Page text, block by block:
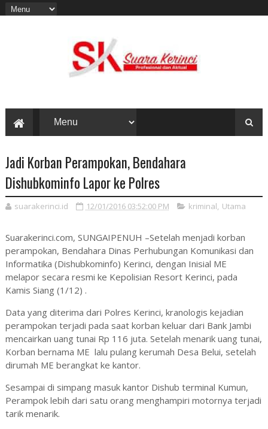
Jadi Korban Perampokan, Bendahara
Dishubkominfo Lapor ke Polres
suarakerinci.id 12/01/2016 03:52:00 PM kriminal, Utama
Suarakerinci.com, SUNGAIPENUH –Setelah menjadi korban
perampokan, Bendahara Dinas Perhubungan Komunikasi dan
Informatika (Dishubkominfo) Kerinci, dengan Inisial ME
melapor secara resmi ke Kepolisian Resort Kerinci, pada
Kamis Siang (1/12) .
Data yang diterima dari Polres Kerinci, kranologis kejadian
perampokan terjadi pada saat korban keluar dari Bank Jambi
mencairkan uang tunai Rp 116 juta. Setelah menarik uang tunai,
Korban bernama ME lalu pulang kerumah Desa Belui, setelah
dirumah ME berangkat ke kantor.
Sesampai di simpang masuk kantor Dishub terminal Kumun,
Perampok lebih dari satu orang menghampiri motornya terjadi
tarik menarik.